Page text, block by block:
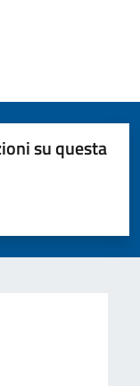
su questa